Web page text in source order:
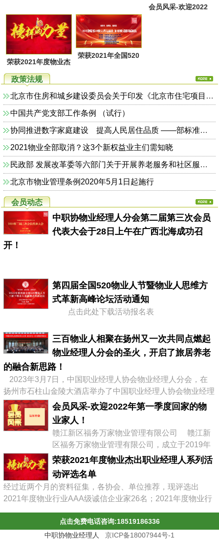
的融合新思路！
会员风采-欢迎2022
荣获2021年度物业杰
出职业经理人系列活
动评选名单
荣获2021年全国520
列评选名单
政策法规
北京市住房和城乡建设委员会关于印发《北京市住宅项目物业服务综合监管实施方案（试行）》的通知
中国共产党支部工作条例 （试行）
协同推进数字家庭建设 提高人民居住品质 ——部标准定额司相关负责人解读《关于加快发展数字家庭 提高居住品质的指导意见》
2021物业全部取消？这3个新权益业主们需知晓
民政部 发展改革委等六部门关于开展养老服务和社区服务信息惠民工程试点工作的通知（民函〔2014〕325号）
北京市物业管理条例2020年5月1日起施行
会员动态
中职协物业经理人分会第二届第三次会员
代表大会于28日上午在广西北海成功召
开！
第四届全国520物业人节暨物业人思维方
式革新高峰论坛活动通知
点击此处下载活动报名表
三百物业人相聚在扬州又一次共同点燃起
物业经理人分会的圣火，开启了旅居养老
的融合新思路！
2023年3月7日，中国职业经理人协会物业经理人分会，在
扬州市石柱山金陵大酒店举办了中国职业经理人协会物业经理
人分会第二届会员大会暨物业企业转型发展高峰论坛，有来自
全国物业协会、物业公司的300多位代表参加了会议，李占军
会长继续连任会长，会议通过《中职协物业经理人分会管理办
法》，并选举出了第二届分会理事会、第二届常务理事、副会
长及名誉会长。 李占军连任...
会员风采-欢迎2022年第一季度回家的物
业家人！
赣江新区福务万家物业管理有限公司 赣江新
区福务万家物业管理有限公司，成立于2019年
03月08日，属赣江控股集团旗下中赣置业全资
子公司，目前在管11个项目。 企业经营范围:
物业管理，文化场馆管理服务，商业综合体管
理服务，园区管理服务，集贸市场管理服务，
停车场管理服务，工程管理服务，供冷供暖设
施管理服务，酒店管理服务，城市绿化管理服
务，会议及展览服务，礼...
荣获2021年度物业杰出职业经理人系列活
动评选名单
经过近两个月的资料征集，各协会、单位推荐，现评选出
2021年度物业行业AAA级诚信企业家26名；2021年度物业行
85名；2021年度物业行业优秀总监38名；2021年度物业行业
最具员工幸福感企业43家；2021年度物业职业经理人推崇
点击免费电话咨询:18519186336
中职协物业经理人 京ICP备18007944号-1